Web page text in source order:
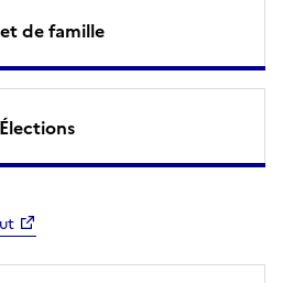
de famille
Élections